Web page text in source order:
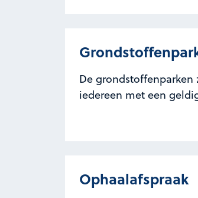
De
iedereen met een
Ophaalafspraak